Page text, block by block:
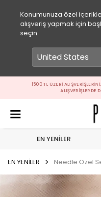
Konumunuza özel
alışveriş yapmak için
seçin.
1500 TL ÜZERI
ALIŞVERIŞLERDE
EN YENİLER
EN YENİLER Needle Özel